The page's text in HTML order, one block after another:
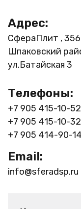
Адрес:
СфераПлит ,
Шпаковский
ул.Батайская 3
Телефоны:
+7 905 415-10-52
+7 905 415-10-32
+7 905 414-90-14
Email:
info@sferadsp.ru